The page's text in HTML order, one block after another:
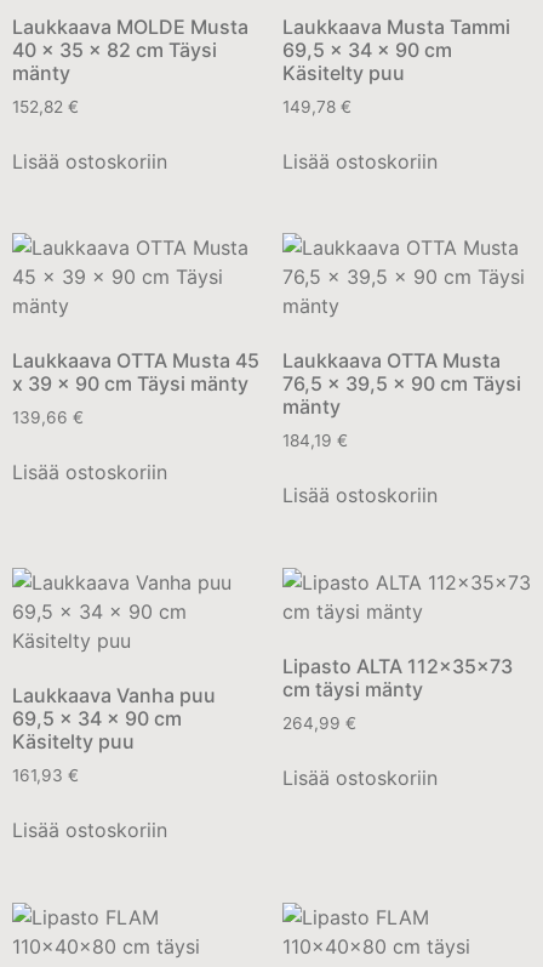
Laukkaava MOLDE Musta
40 x 35 x 82 cm Täysi
mänty
152,82 €
Lisää ostoskoriin
Laukkaava Musta Tammi
69,5 x 34 x 90 cm
Käsitelty puu
149,78 €
Lisää ostoskoriin
Laukkaava OTTA Musta 45
x 39 x 90 cm Täysi mänty
139,66 €
Lisää ostoskoriin
Laukkaava OTTA Musta
76,5 x 39,5 x 90 cm Täysi
mänty
184,19 €
Lisää ostoskoriin
Laukkaava Vanha puu
69,5 x 34 x 90 cm
Käsitelty puu
161,93 €
Lisää ostoskoriin
Lipasto ALTA 112x35x73
cm täysi mänty
264,99 €
Lisää ostoskoriin